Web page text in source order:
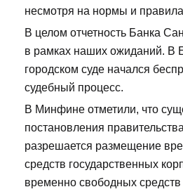
несмотря на нормы и
В целом отчетность Банка
в рамках наших ожиданий. В
городском суде начался
судебный процесс.
В Минфине отметили, что
постановления
разрешается размещение
средств государственных
временно свободных